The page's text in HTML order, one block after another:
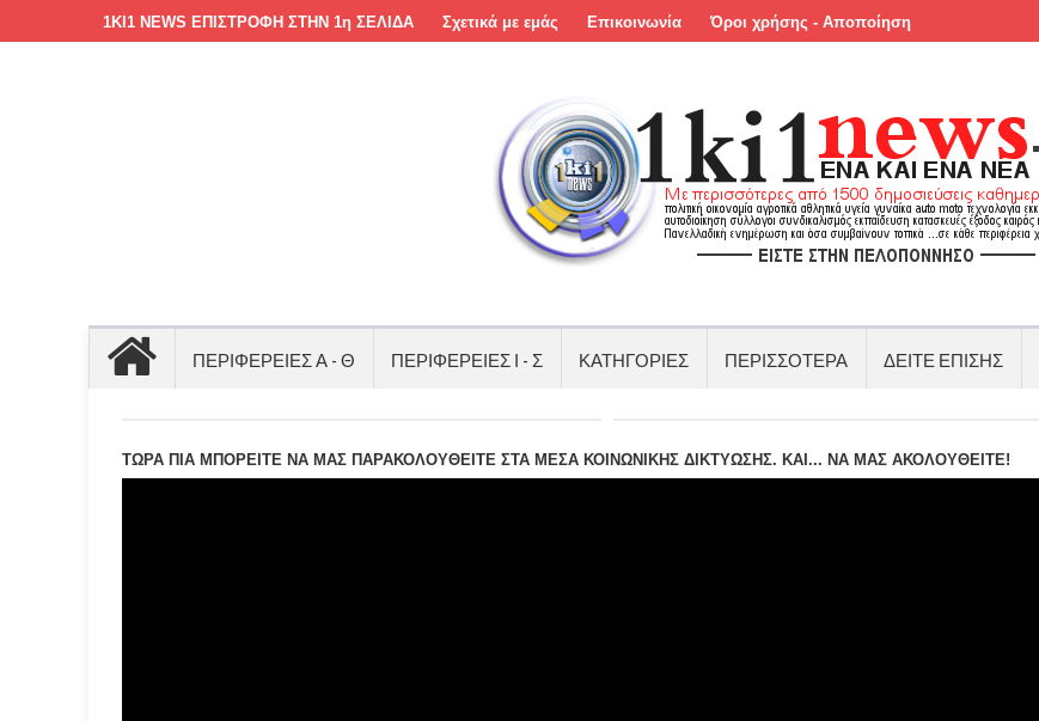
1KI1 NEWS ΕΠΙΣΤΡΟΦΗ ΣΤΗΝ 1η ΣΕΛΙΔΑ Σχετικά με εμάς Επικοινωνία Όροι χρήσης - Αποποίηση
ΠΕΡΙΦΕΡΕΙΕΣ Α - Θ ΠΕΡΙΦΕΡΕΙΕΣ Ι - Σ ΚΑΤΗΓΟΡΙΕΣ ΠΕΡΙΣΣΟΤΕΡΑ ΔΕΙΤΕ ΕΠΙΣΗΣ
ΤΩΡΑ ΠΙΑ ΜΠΟΡΕΙΤΕ ΝΑ ΜΑΣ ΠΑΡΑΚΟΛΟΥΘΕΙΤΕ ΣΤΑ ΜΕΣΑ ΚΟΙΝΩΝΙΚΗΣ ΔΙΚΤΥΩΣΗΣ. ΚΑΙ... ΝΑ ΜΑΣ ΑΚΟΛΟΥΘΕΙΤΕ!